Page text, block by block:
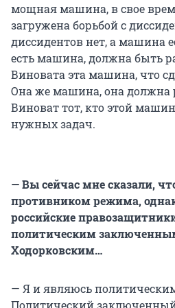
мощная машина, в свое
загружена борьбой с
диссидентов нет, а машина
есть машина, должна быть
Виновата эта машина, что
Она же машина, она должна
Виноват тот, кто этой
нужных задач.
— Вы сейчас мне сказали,
противником режима,
российские
политическим
Ходорковским…
— Я и являюсь
Политический заключенный